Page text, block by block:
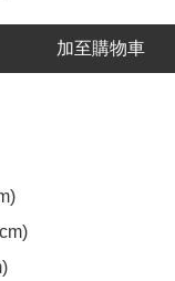
加至購物車